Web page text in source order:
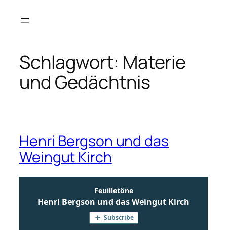
Inhalt
Schlagwort: Materie
und Gedächtnis
Henri Bergson und das
Weingut Kirch